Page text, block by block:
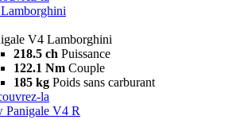
V4 Lamborghini
218.5 ch Puissance
122.1 Nm Couple
185 kg Poids sans carburant
la
Panigale V4 R